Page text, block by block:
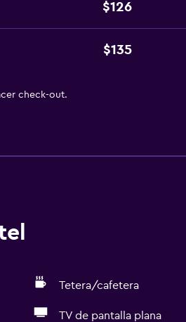
$126
$135
check-out.
Tetera/cafetera
TV de pantalla plana